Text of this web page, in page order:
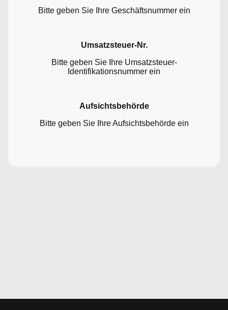
Bitte geben Sie Ihre Geschäftsnummer ein
Umsatzsteuer-Nr.
Bitte geben Sie Ihre Umsatzsteuer-
Identifikationsnummer ein
Aufsichtsbehörde
Bitte geben Sie Ihre Aufsichtsbehörde ein